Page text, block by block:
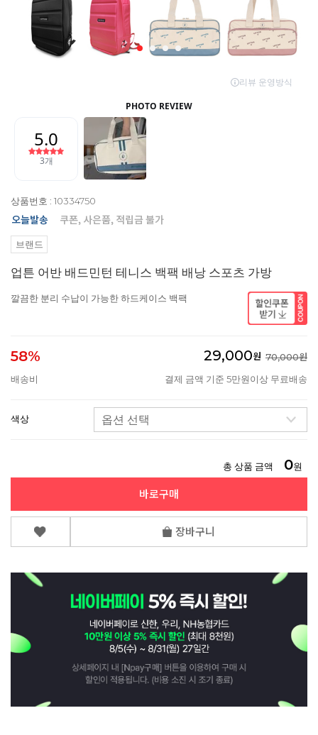
상품번호 : 10334750
브랜드
업튼 어반 배드민턴 테니스 백팩 배낭 스포츠 가방
깔끔한 분리 수납이 가능한 하드케이스 백팩
58% 29,000원 70,000원
배송비
결제 금액 기준 5만원이상 무료배송
색상
총 상품 금액 0원
바로구매
장바구니